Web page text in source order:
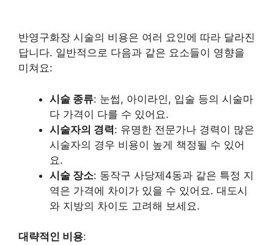
반영구화장 시술의 비용은 여러 요인에 따라 달라진
답니다. 일반적으로 다음과 같은 요소들이 영향을
미쳐요:
시술 종류: 눈썹, 아이라인, 입술 등의 시술마
다 가격이 다를 수 있어요.
시술자의 경력: 유명한 전문가나 경력이 많은
시술자의 경우 비용이 높게 책정될 수 있어
요.
시술 장소: 동작구 사당제4동과 같은 특정 지
역은 가격에 차이가 있을 수 있어요. 대도시
와 지방의 차이도 고려해 보세요.
대략적인 비용: